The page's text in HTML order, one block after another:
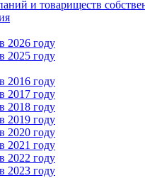
и товариществ
2026 году
2025 году
2016 году
2017 году
2018 году
2019 году
2020 году
2021 году
2022 году
2023 году